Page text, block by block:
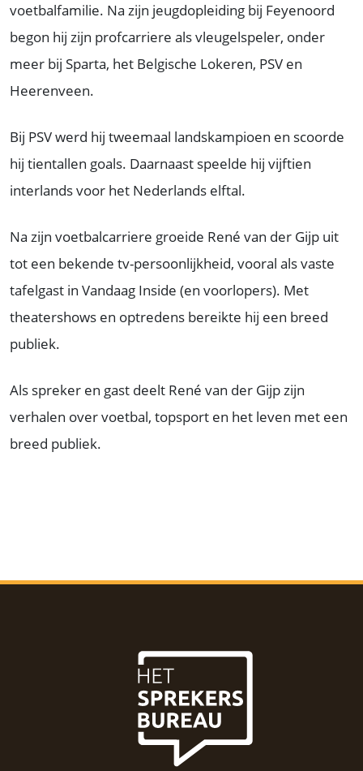
voetbalfamilie. Na zijn jeugdopleiding bij Feyenoord
begon hij zijn profcarriere als vleugelspeler, onder
meer bij Sparta, het Belgische Lokeren, PSV en
Heerenveen.
Bij PSV werd hij tweemaal landskampioen en scoorde
hij tientallen goals. Daarnaast speelde hij vijftien
interlands voor het Nederlands elftal.
Na zijn voetbalcarriere groeide René van der Gijp uit
tot een bekende tv-persoonlijkheid, vooral als vaste
tafelgast in Vandaag Inside (en voorlopers). Met
theatershows en optredens bereikte hij een breed
publiek.
Als spreker en gast deelt René van der Gijp zijn
verhalen over voetbal, topsport en het leven met een
breed publiek.